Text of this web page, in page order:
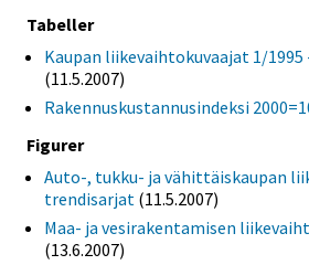
Tabeller
Kaupan liikevaihtokuvaajat 1/1995
(11.5.2007)
Rakennuskustannusindeksi
Figurer
Auto-, tukku- ja vähittäiskaupan
trendisarjat (11.5.2007)
Maa- ja vesirakentamisen
(13.6.2007)